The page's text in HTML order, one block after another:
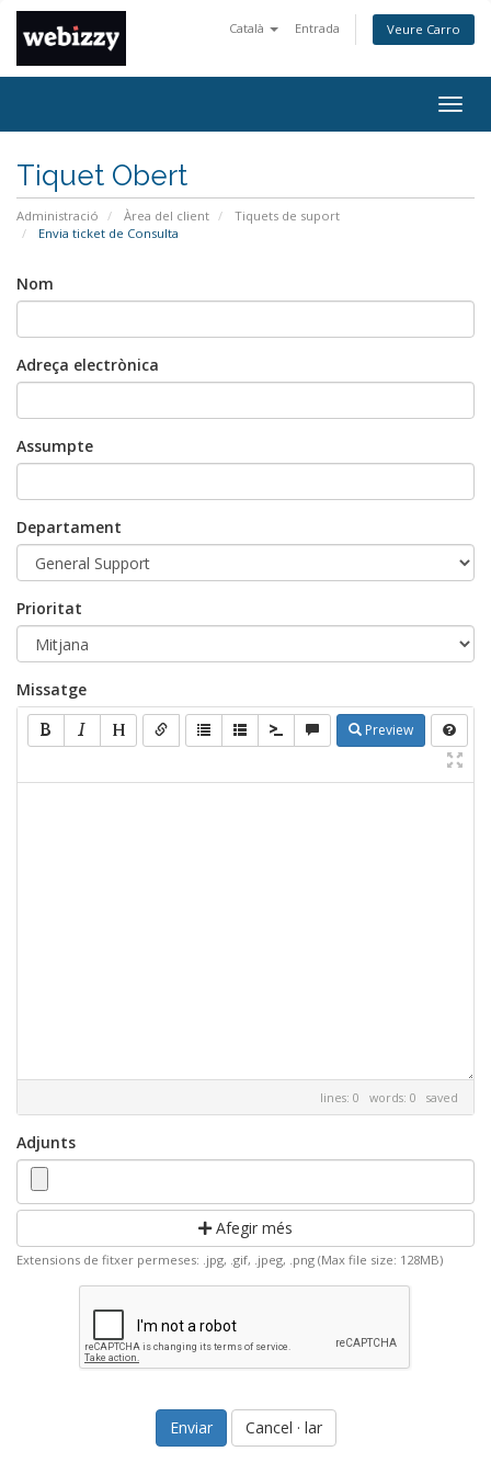
Català Entrada Veure Carro
Tiquet Obert
Administració Àrea del client
Tiquets de suport
Envia ticket de Consulta
Nom
Adreça electrònica
Assumpte
Departament
Prioritat
Missatge
Preview
lines: 0 words: 0 saved
Adjunts
Afegir més
Extensions de fitxer permeses: .jpg, .gif, .jpeg, .png (Max file size: 128MB)
Cancel · lar